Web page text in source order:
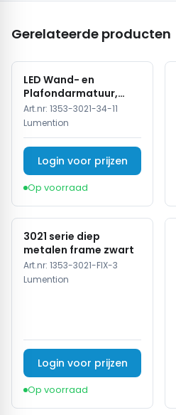
Gerelateerde producten
LED Wand- en
Plafondarmatuur,
15W, 3CCT, Sensor,
IP54, Wit
Art.nr: 1353-3021-34-11
Lumention
Login voor prijzen
Op voorraad
3021 serie diep
metalen frame zwart
Art.nr: 1353-3021-FIX-3
Lumention
Login voor prijzen
Op voorraad